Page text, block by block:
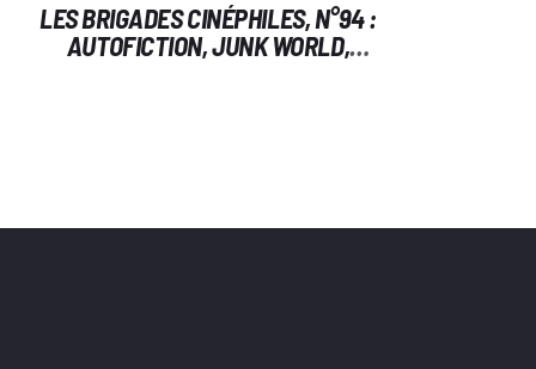
LES BRIGADES CINÉPHILES, N°94 :
AUTOFICTION, JUNK WORLD,